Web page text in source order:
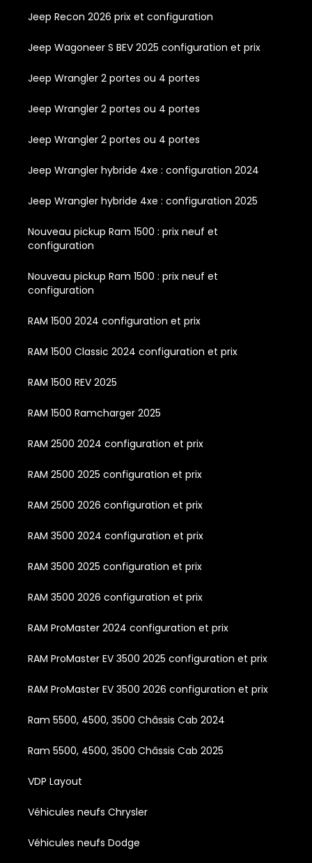
Jeep Recon 2026 prix et configuration
Jeep Wagoneer S BEV 2025 configuration et prix
Jeep Wrangler 2 portes ou 4 portes
Jeep Wrangler 2 portes ou 4 portes
Jeep Wrangler 2 portes ou 4 portes
Jeep Wrangler hybride 4xe : configuration 2024
Jeep Wrangler hybride 4xe : configuration 2025
Nouveau pickup Ram 1500 : prix neuf et
configuration
Nouveau pickup Ram 1500 : prix neuf et
configuration
RAM 1500 2024 configuration et prix
RAM 1500 Classic 2024 configuration et prix
RAM 1500 REV 2025
RAM 1500 Ramcharger 2025
RAM 2500 2024 configuration et prix
RAM 2500 2025 configuration et prix
RAM 2500 2026 configuration et prix
RAM 3500 2024 configuration et prix
RAM 3500 2025 configuration et prix
RAM 3500 2026 configuration et prix
RAM ProMaster 2024 configuration et prix
RAM ProMaster EV 3500 2025 configuration et prix
RAM ProMaster EV 3500 2026 configuration et prix
Ram 5500, 4500, 3500 Châssis Cab 2024
Ram 5500, 4500, 3500 Châssis Cab 2025
VDP Layout
Véhicules neufs Chrysler
Véhicules neufs Dodge